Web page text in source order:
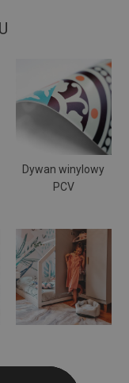
Dywan winylowy
PCV